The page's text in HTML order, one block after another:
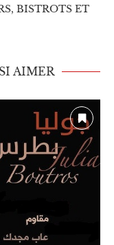
BISTROTS ET
AIMER